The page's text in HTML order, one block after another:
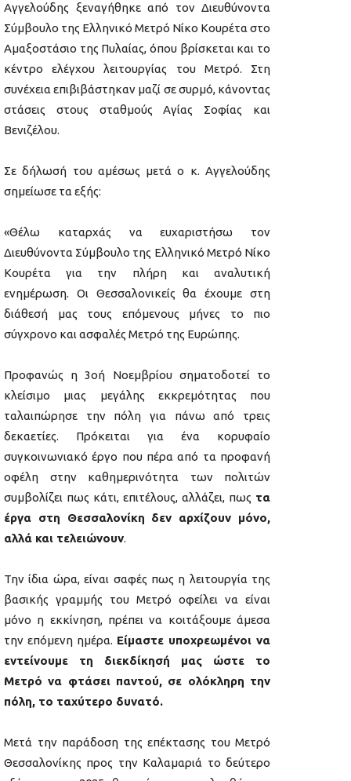
Αγγελούδης ξεναγήθηκε από τον Διευθύνοντα
Σύμβουλο της Ελληνικό Μετρό Νίκο Κουρέτα στο
Αμαξοστάσιο της Πυλαίας, όπου βρίσκεται και το
κέντρο ελέγχου λειτουργίας του Μετρό. Στη
συνέχεια επιβιβάστηκαν μαζί σε συρμό, κάνοντας
στάσεις στους σταθμούς Αγίας Σοφίας και
Βενιζέλου.
Σε δήλωσή του αμέσως μετά ο κ. Αγγελούδης
σημείωσε τα εξής:
«Θέλω καταρχάς να ευχαριστήσω τον
Διευθύνοντα Σύμβουλο της Ελληνικό Μετρό Νίκο
Κουρέτα για την πλήρη και αναλυτική
ενημέρωση. Οι Θεσσαλονικείς θα έχουμε στη
διάθεσή μας τους επόμενους μήνες το πιο
σύγχρονο και ασφαλές Μετρό της Ευρώπης.
Προφανώς η 3οή Νοεμβρίου σηματοδοτεί το
κλείσιμο μιας μεγάλης εκκρεμότητας που
ταλαιπώρησε την πόλη για πάνω από τρεις
δεκαετίες. Πρόκειται για ένα κορυφαίο
συγκοινωνιακό έργο που πέρα από τα προφανή
οφέλη στην καθημερινότητα των πολιτών
συμβολίζει πως κάτι, επιτέλους, αλλάζει, πως τα
έργα στη Θεσσαλονίκη δεν αρχίζουν μόνο,
αλλά και τελειώνουν.
Την ίδια ώρα, είναι σαφές πως η λειτουργία της
βασικής γραμμής του Μετρό οφείλει να είναι
μόνο η εκκίνηση, πρέπει να κοιτάξουμε άμεσα
την επόμενη ημέρα. Είμαστε υποχρεωμένοι να
εντείνουμε τη διεκδίκησή μας ώστε το
Μετρό να φτάσει παντού, σε ολόκληρη την
πόλη, το ταχύτερο δυνατό.
Μετά την παράδοση της επέκτασης του Μετρό
Θεσσαλονίκης προς την Καλαμαριά το δεύτερο